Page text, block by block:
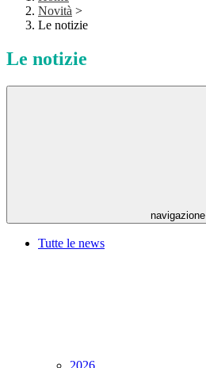
Novità >
Le notizie
Le notizie
navigazione
Tutte le news